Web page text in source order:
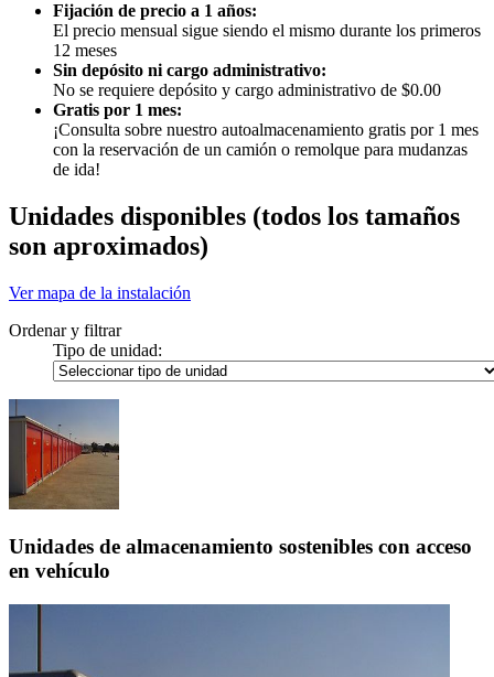
Fijación de precio a 1 años:
El precio mensual sigue siendo el mismo durante los primeros
12 meses
Sin depósito ni cargo administrativo:
No se requiere depósito y cargo administrativo de $0.00
Gratis por 1 mes:
¡Consulta sobre nuestro autoalmacenamiento gratis por 1 mes
con la reservación de un camión o remolque para mudanzas
de ida!
Unidades disponibles (todos los tamaños
son aproximados)
Ver mapa de la instalación
Ordenar y filtrar
Tipo de unidad:
Unidades de almacenamiento sostenibles ​​​​​​​con acceso
en vehículo